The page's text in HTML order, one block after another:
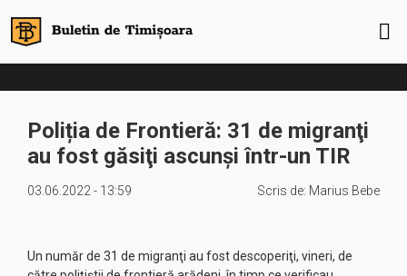
Poliția de Frontieră: 31 de migranţi
au fost găsiţi ascunşi într-un TIR
03.06.2022 - 13:59 Scris de: Marius Bebe
Un număr de 31 de migranţi au fost descoperiţi, vineri, de